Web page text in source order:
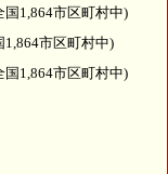
国1,864市区町村中)
1,864市区町村中)
国1,864市区町村中)